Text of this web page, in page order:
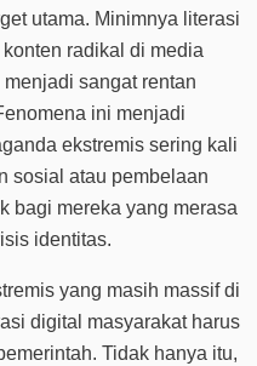
utama. Minimnya literasi
radikal di media
sangat rentan
ini menjadi
ekstremis sering kali
sosial atau pembelaan
bagi mereka yang merasa
identitas.
yang masih massif di
digital masyarakat harus
Tidak hanya itu,